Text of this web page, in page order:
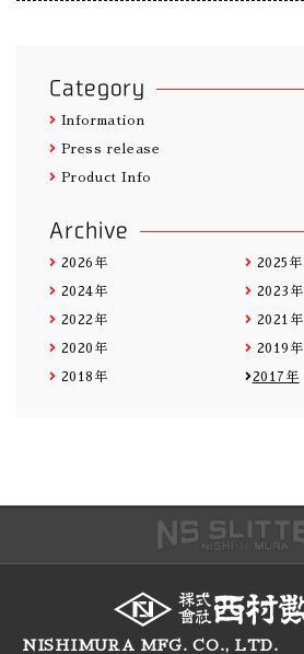
Category
Information
Press release
Product Info
Archive
2026年 2025年
2024年 2023年
2022年 2021年
2020年 2019年
2018年 2017年
NISHIMURA MFG. CO., LTD.